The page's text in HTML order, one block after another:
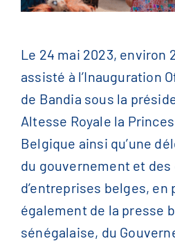
Le 24 mai 2023, environ
assisté à l’Inauguration
de Bandia sous la
Altesse Royale la
Belgique ainsi qu’une
du gouvernement et des
d’entreprises belges, en
également de la presse
sénégalaise, du